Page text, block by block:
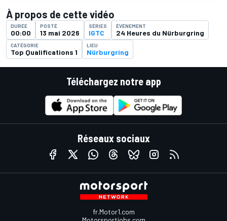
À propos de cette vidéo
DURÉE
00:00
POSTÉ
13 mai 2026
SÉRIES
IGTC
ÉVÉNEMENT
24 Heures du Nürburgring
CATÉGORIE
Top Qualifications 1
LIEU
Nürburgring
Téléchargez notre app
Réseaux sociaux
fr.Motor1.com